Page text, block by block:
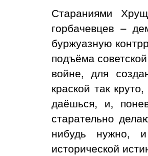
Стараниями
горбачевцев –
буржуазную
подъёма
войне, для
краской так
даёшься, и,
старательно
нибудь нужно,
исторической